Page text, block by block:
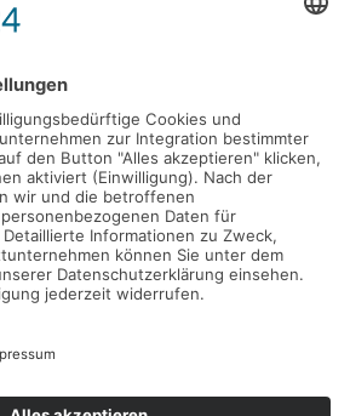
FOLLOW US